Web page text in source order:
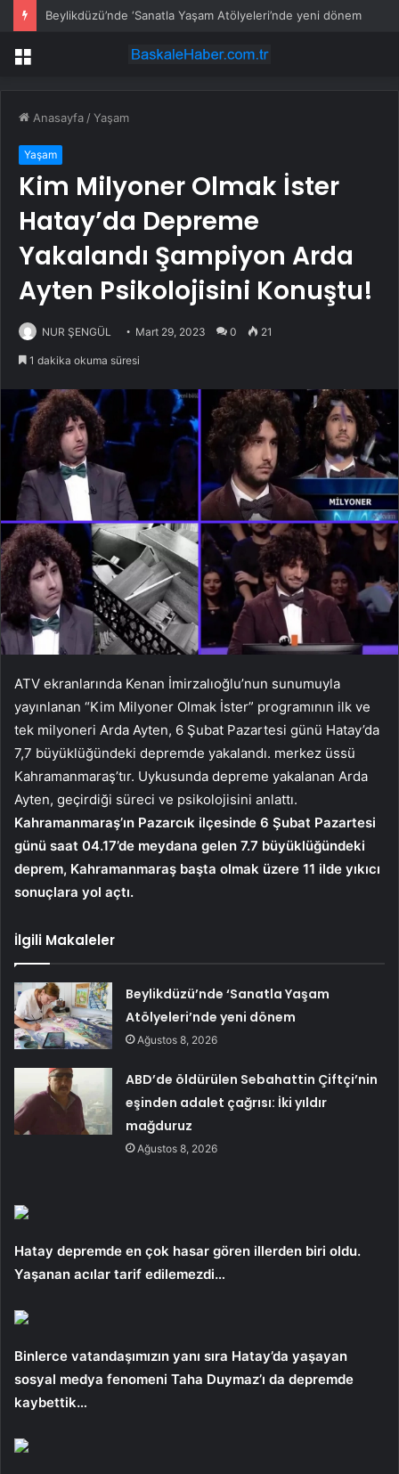
Beylikdüzü’nde ‘Sanatla Yaşam Atölyeleri’nde yeni dönem
Menü
Anasayfa /Yaşam
Yaşam
Kim Milyoner Olmak İster
Hatay’da Depreme
Yakalandı Şampiyon Arda
Ayten Psikolojisini Konuştu!
NUR ŞENGÜL Mart 29, 2023 0 21
1 dakika okuma süresi
ATV ekranlarında Kenan İmirzalıoğlu’nun sunumuyla
yayınlanan “Kim Milyoner Olmak İster” programının ilk ve
tek milyoneri Arda Ayten, 6 Şubat Pazartesi günü Hatay’da
7,7 büyüklüğündeki depremde yakalandı. merkez üssü
Kahramanmaraş’tır. Uykusunda depreme yakalanan Arda
Ayten, geçirdiği süreci ve psikolojisini anlattı.
Kahramanmaraş’ın Pazarcık ilçesinde 6 Şubat Pazartesi
günü saat 04.17’de meydana gelen 7.7 büyüklüğündeki
deprem, Kahramanmaraş başta olmak üzere 11 ilde yıkıcı
sonuçlara yol açtı.
İlgili Makaleler
Beylikdüzü’nde ‘Sanatla Yaşam
Atölyeleri’nde yeni dönem
Ağustos 8, 2026
ABD’de öldürülen Sebahattin Çiftçi’nin
eşinden adalet çağrısı: İki yıldır
mağduruz
Ağustos 8, 2026
Hatay depremde en çok hasar gören illerden biri oldu.
Yaşanan acılar tarif edilemezdi…
Binlerce vatandaşımızın yanı sıra Hatay’da yaşayan
sosyal medya fenomeni Taha Duymaz’ı da depremde
kaybettik…